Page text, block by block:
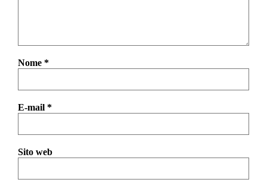
Nome *
E-mail *
Sito web